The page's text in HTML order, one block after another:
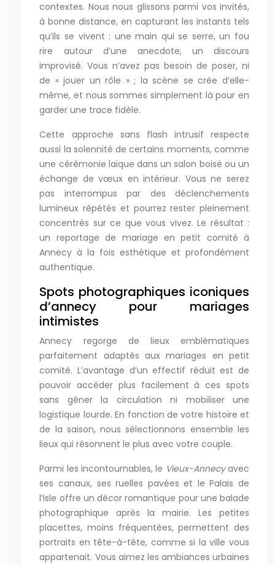
contextes. Nous nous glissons parmi vos invités,
à bonne distance, en capturant les instants tels
qu’ils se vivent : une main qui se serre, un fou
rire autour d’une anecdote, un discours
improvisé. Vous n’avez pas besoin de poser, ni
de « jouer un rôle » ; la scène se crée d’elle-
même, et nous sommes simplement là pour en
garder une trace fidèle.
Cette approche sans flash intrusif respecte
aussi la solennité de certains moments, comme
une cérémonie laïque dans un salon boisé ou un
échange de vœux en intérieur. Vous ne serez
pas interrompus par des déclenchements
lumineux répétés et pourrez rester pleinement
concentrés sur ce que vous vivez. Le résultat :
un reportage de mariage en petit comité à
Annecy à la fois esthétique et profondément
authentique.
Spots photographiques iconiques
d’annecy pour mariages
intimistes
Annecy regorge de lieux emblématiques
parfaitement adaptés aux mariages en petit
comité. L’avantage d’un effectif réduit est de
pouvoir accéder plus facilement à ces spots
sans gêner la circulation ni mobiliser une
logistique lourde. En fonction de votre histoire et
de la saison, nous sélectionnons ensemble les
lieux qui résonnent le plus avec votre couple.
Parmi les incontournables, le Vieux-Annecyavec
ses canaux, ses ruelles pavées et le Palais de
l’Isle offre un décor romantique pour une balade
photographique après la mairie. Les petites
placettes, moins fréquentées, permettent des
portraits en tête-à-tête, comme si la ville vous
appartenait. Vous aimez les ambiances urbaines